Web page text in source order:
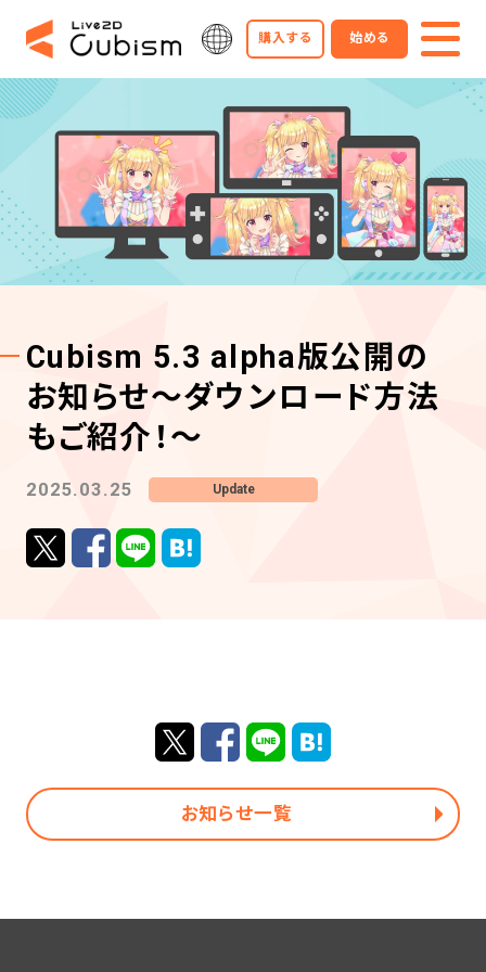
購入する 始める
Cubism 5.3 alpha版公開の
お知らせ～ダウンロード方法
もご紹介！～
2025.03.25 Update
お知らせ一覧